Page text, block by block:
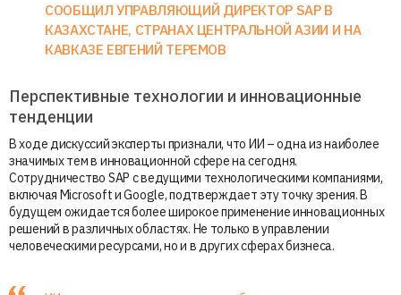
СООБЩИЛ УПРАВЛЯЮЩИЙ ДИРЕКТОР SAP В
КАЗАХСТАНЕ, СТРАНАХ ЦЕНТРАЛЬНОЙ АЗИИ И НА
КАВКАЗЕ ЕВГЕНИЙ ТЕРЕМОВ
Перспективные технологии и инновационные
тенденции
В ходе дискуссий эксперты признали, что ИИ – одна из наиболее
значимых тем в инновационной сфере на сегодня.
Сотрудничество SAP с ведущими технологическими компаниями,
включая Microsoft и Google, подтверждает эту точку зрения. В
будущем ожидается более широкое применение инновационных
решений в различных областях. Не только в управлении
человеческими ресурсами, но и в других сферах бизнеса.